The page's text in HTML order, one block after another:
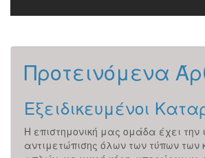
Προτεινόμενα
Εξειδικευμένοι
H επιστημονική μας ομάδα έχει την
αντιμετώπισης όλων των τύπων των